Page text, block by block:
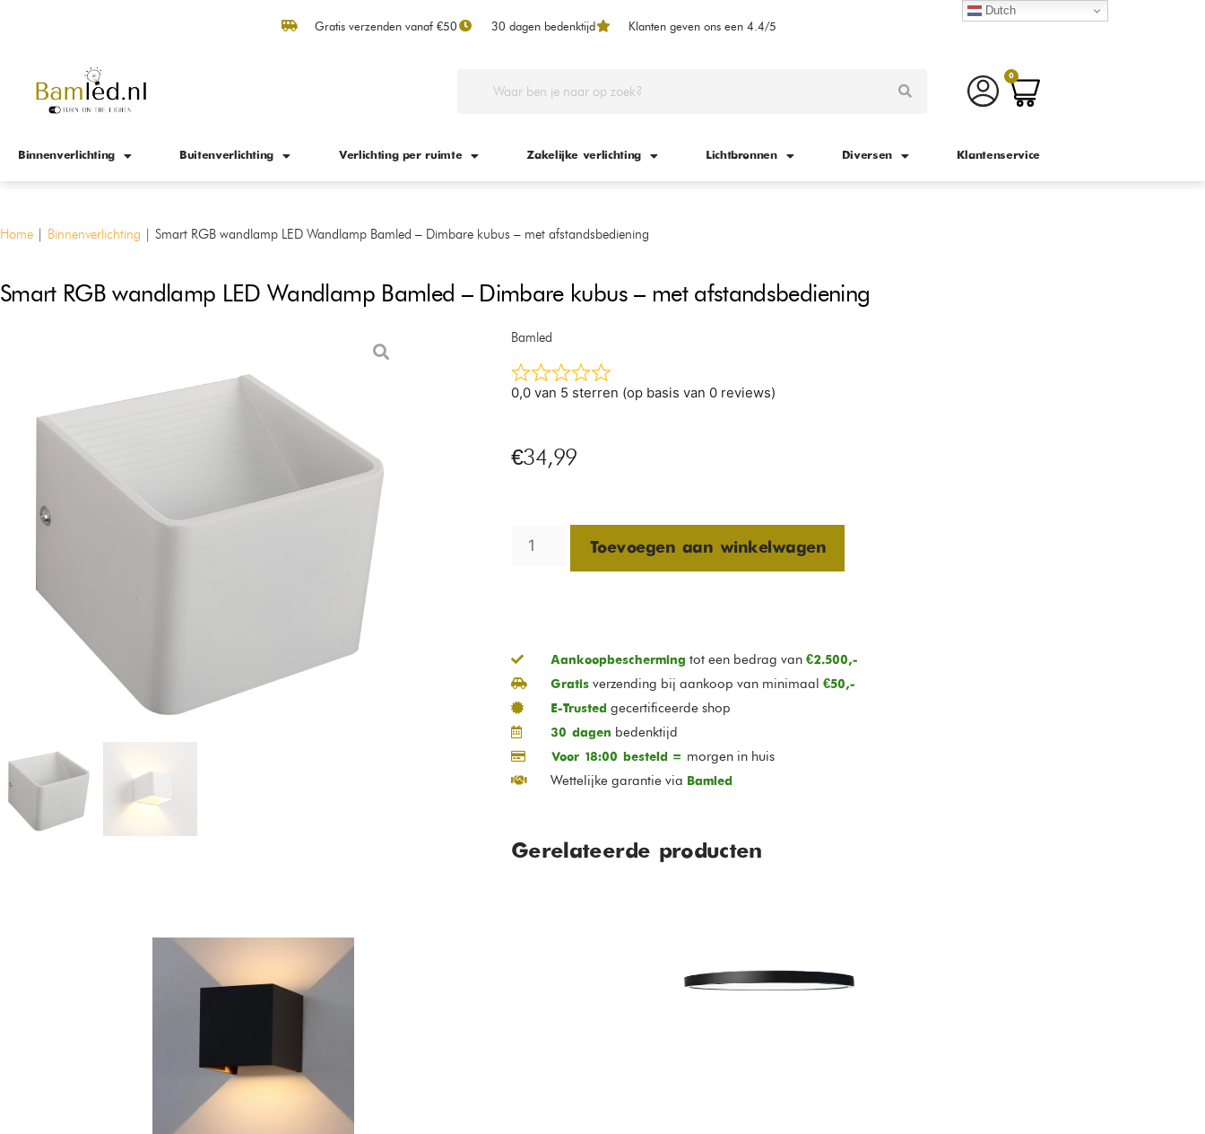
Gratis verzenden vanaf €50 30 dagen bedenktijd Klanten geven ons een 4.4/5
0
Binnenverlichting Buitenverlichting Verlichting per ruimte Zakelijke verlichting Lichtbronnen Diversen Klantenservice
Home | Binnenverlichting | Smart RGB wandlamp LED Wandlamp Bamled – Dimbare kubus – met afstandsbediening
Smart RGB wandlamp LED Wandlamp Bamled – Dimbare kubus – met afstandsbediening
Bamled
0,0 van 5 sterren (op basis van 0 reviews)
€34,99
Toevoegen aan winkelwagen
Aankoopbescherming tot een bedrag van €2.500,-
Gratisverzending bij aankoop van minimaal €50,-
E-Trusted gecertificeerde shop
30 dagen bedenktijd
Voor 18:00 besteld = morgen in huis
Wettelijke garantie via Bamled
Gerelateerde producten
Dutch